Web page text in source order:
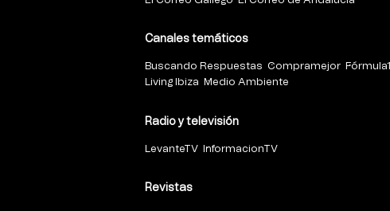
Canales temáticos
Buscando Respuestas Compramejor Fórmula1
Living Ibiza
Medio Ambiente
Radio y televisión
LevanteTV InformacionTV
Revistas